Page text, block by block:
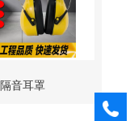
隔音耳罩